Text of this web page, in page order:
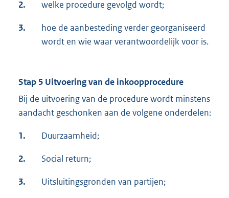
2. welke procedure gevolgd wordt;
3.
hoe de aanbesteding verder georganiseerd
wordt en wie waar verantwoordelijk voor is.
Stap 5 Uitvoering van de inkoopprocedure
Bij de uitvoering van de procedure wordt minstens
aandacht geschonken aan de volgene onderdelen:
1. Duurzaamheid;
2. Social return;
3. Uitsluitingsgronden van partijen;